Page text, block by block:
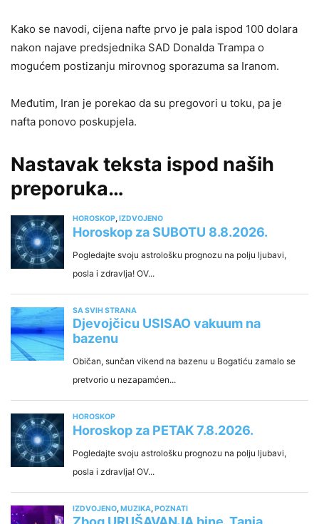
Kako se navodi, cijena nafte prvo je pala ispod 100 dolara
nakon najave predsjednika SAD Donalda Trampa o
mogućem postizanju mirovnog sporazuma sa Iranom.
Međutim, Iran je porekao da su pregovori u toku, pa je
nafta ponovo poskupjela.
Nastavak teksta ispod naših
preporuka…